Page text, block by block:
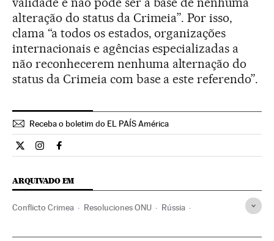
alteração do status da Crimeia”. Por isso,
clama “a todos os estados, organizações
internacionais e agências especializadas a
não reconhecerem nenhuma alternação do
status da Crimeia com base a este referendo”.
Receba o boletim do EL PAÍS América
Internacional El País Brasil en Twitter
Internacional El País Brasil en Instagram
Internacional El País Brasil en Facebook
ARQUIVADO EM
Conflicto Crimea Resoluciones ONU Rússia